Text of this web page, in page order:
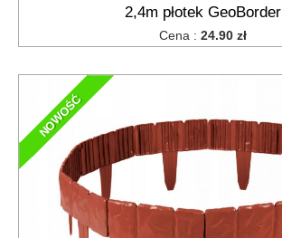
2,4m płotek GeoBorder
Cena : 24.90 zł
NOWOŚĆ